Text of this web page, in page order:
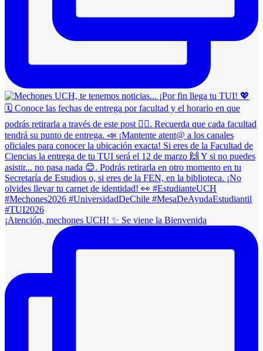
¡Atención, mechones UCH! ✨️ Se viene la Bienvenida